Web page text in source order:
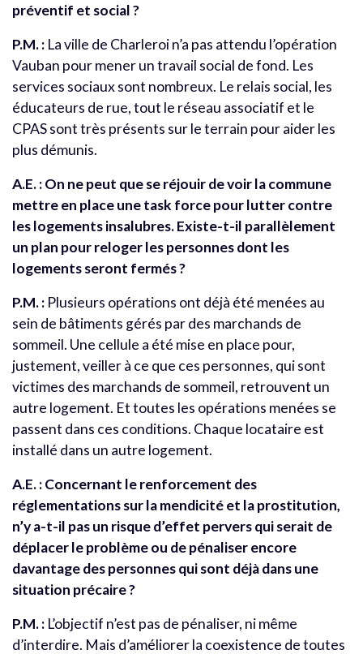
préventif et social ?
P.M. : La ville de Charleroi n’a pas attendu l’opération
Vauban pour mener un travail social de fond. Les
services sociaux sont nombreux. Le relais social, les
éducateurs de rue, tout le réseau associatif et le
CPAS sont très présents sur le terrain pour aider les
plus démunis.
A.E. : On ne peut que se réjouir de voir la commune
mettre en place une task force pour lutter contre
les logements insalubres. Existe-t-il parallèlement
un plan pour reloger les personnes dont les
logements seront fermés ?
P.M. : Plusieurs opérations ont déjà été menées au
sein de bâtiments gérés par des marchands de
sommeil. Une cellule a été mise en place pour,
justement, veiller à ce que ces personnes, qui sont
victimes des marchands de sommeil, retrouvent un
autre logement. Et toutes les opérations menées se
passent dans ces conditions. Chaque locataire est
installé dans un autre logement.
A.E. : Concernant le renforcement des
réglementations sur la mendicité et la prostitution,
n’y a-t-il pas un risque d’effet pervers qui serait de
déplacer le problème ou de pénaliser encore
davantage des personnes qui sont déjà dans une
situation précaire ?
P.M. : L’objectif n’est pas de pénaliser, ni même
d’interdire. Mais d’améliorer la coexistence de toutes